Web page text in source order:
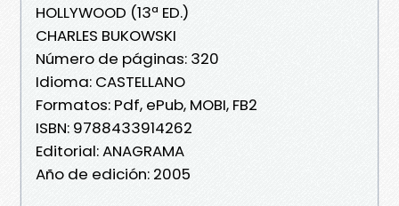
HOLLYWOOD (13ª ED.)
CHARLES BUKOWSKI
Número de páginas: 320
Idioma: CASTELLANO
Formatos: Pdf, ePub, MOBI, FB2
ISBN: 9788433914262
Editorial: ANAGRAMA
Año de edición: 2005